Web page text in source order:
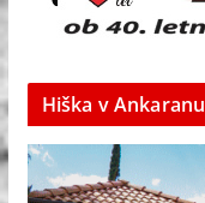
Hiška v Ankaranu